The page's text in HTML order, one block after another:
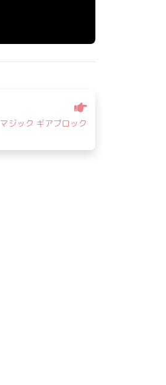
マジック ギアブロック